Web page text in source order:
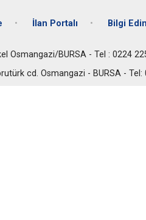
İlan Portalı Bilgi
Osmangazi/BURSA - Tel : 0224
cd. Osmangazi - BURSA -